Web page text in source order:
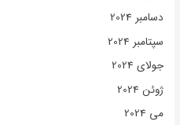
دسامبر 2024
سپتامبر 2024
جولای 2024
ژوئن 2024
می 2024